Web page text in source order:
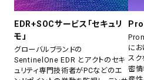
EDR+SOCサービス「セキュリ
モ」
グローバルブランドの
SentinelOne EDR とアクトのセキ
ュリティ専門技術者がPCなどのエ
に
スク
密情